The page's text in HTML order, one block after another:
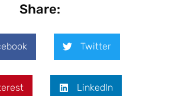
Share:
Twitter
LinkedIn